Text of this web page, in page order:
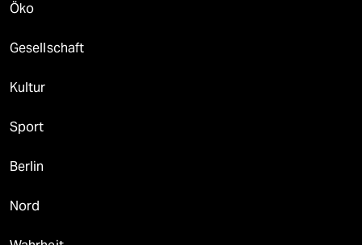
Öko
Gesellschaft
Kultur
Sport
Berlin
Nord